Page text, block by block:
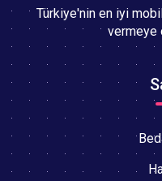
Türkiye'nin en iyi
vermeye